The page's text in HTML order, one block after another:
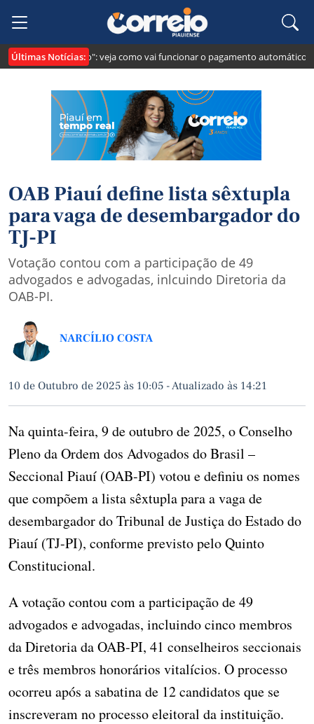
Últimas Notícias:
cria o "Pix Pensão": veja como vai funcionar o pagamento automático da
OAB Piauí define lista sêxtupla
para vaga de desembargador do
TJ-PI
Votação contou com a participação de 49
advogados e advogadas, inlcuindo Diretoria da
OAB-PI.
NARCÍLIO COSTA
10 de Outubro de 2025 às 10:05 -Atualizado às 14:21
Na quinta-feira, 9 de outubro de 2025, o Conselho
Pleno da Ordem dos Advogados do Brasil –
Seccional Piauí (OAB-PI) votou e definiu os nomes
que compõem a lista sêxtupla para a vaga de
desembargador do Tribunal de Justiça do Estado do
Piauí (TJ-PI), conforme previsto pelo Quinto
Constitucional.
A votação contou com a participação de 49
advogados e advogadas, incluindo cinco membros
da Diretoria da OAB-PI, 41 conselheiros seccionais
e três membros honorários vitalícios. O processo
ocorreu após a sabatina de 12 candidatos que se
inscreveram no processo eleitoral da instituição.